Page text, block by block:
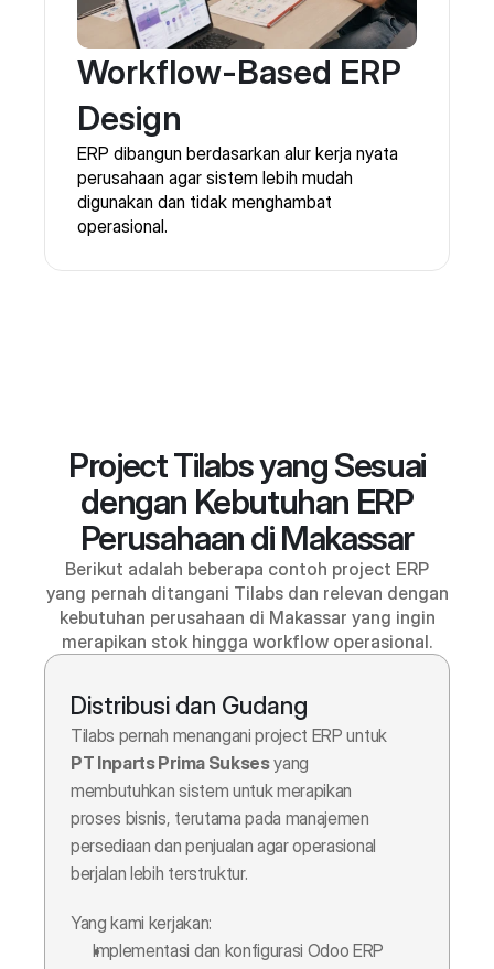
Workflow-Based ERP
Design
ERP dibangun berdasarkan alur kerja nyata
perusahaan agar sistem lebih mudah
digunakan dan tidak menghambat
operasional.
Project Tilabs yang Sesuai
dengan Kebutuhan ERP
Perusahaan di Makassar
Berikut adalah beberapa contoh project ERP
yang pernah ditangani Tilabs dan relevan dengan
kebutuhan perusahaan di Makassar yang ingin
merapikan stok hingga workflow operasional.
Distribusi dan Gudang
Tilabs pernah menangani project ERP untuk
PT Inparts Prima Sukses yang
membutuhkan sistem untuk merapikan
proses bisnis, terutama pada manajemen
persediaan dan penjualan agar operasional
berjalan lebih terstruktur.
Yang kami kerjakan:
Implementasi dan konfigurasi Odoo ERP